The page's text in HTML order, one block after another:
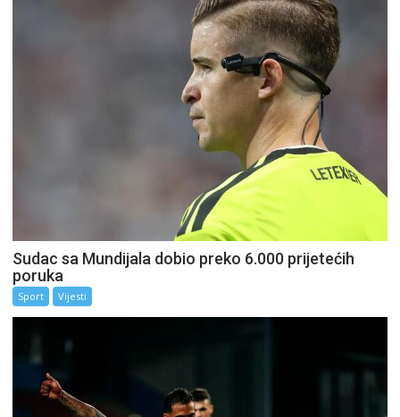
Sudac sa Mundijala dobio preko 6.000 prijetećih
poruka
Sport Vijesti